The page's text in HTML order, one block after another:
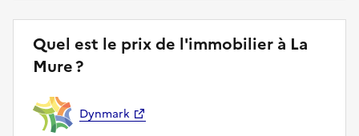
Quel est le prix de l'immobilier à La
Mure ?
Dynmark